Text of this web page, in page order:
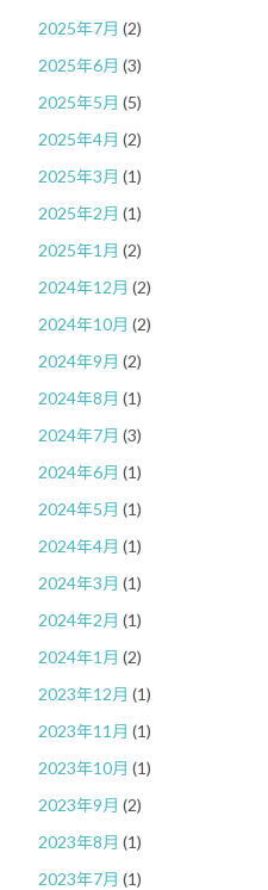
2025年7月 (2)
2025年6月 (3)
2025年5月 (5)
2025年4月 (2)
2025年3月 (1)
2025年2月 (1)
2025年1月 (2)
2024年12月 (2)
2024年10月 (2)
2024年9月 (2)
2024年8月 (1)
2024年7月 (3)
2024年6月 (1)
2024年5月 (1)
2024年4月 (1)
2024年3月 (1)
2024年2月 (1)
2024年1月 (2)
2023年12月 (1)
2023年11月 (1)
2023年10月 (1)
2023年9月 (2)
2023年8月 (1)
2023年7月 (1)